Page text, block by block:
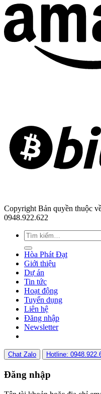
Copyright Bản quyền thuộc
0948.922.622
Hòa Phát Đạt
Giới thiệu
Dự án
Tin tức
Hoạt động
Tuyển dụng
Liên hệ
Đăng nhập
Newsletter
Chat Zalo Hotline:
Đăng nhập